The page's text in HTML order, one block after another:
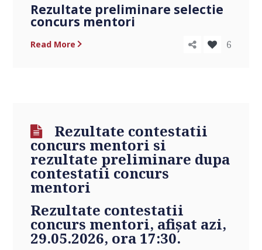
Rezultate preliminare selectie
concurs mentori
Read More 6
Rezultate contestatii
concurs mentori si
rezultate preliminare dupa
contestatii concurs
mentori
Rezultate contestatii
concurs mentori, afişat azi,
29.05.2026, ora 17:30.